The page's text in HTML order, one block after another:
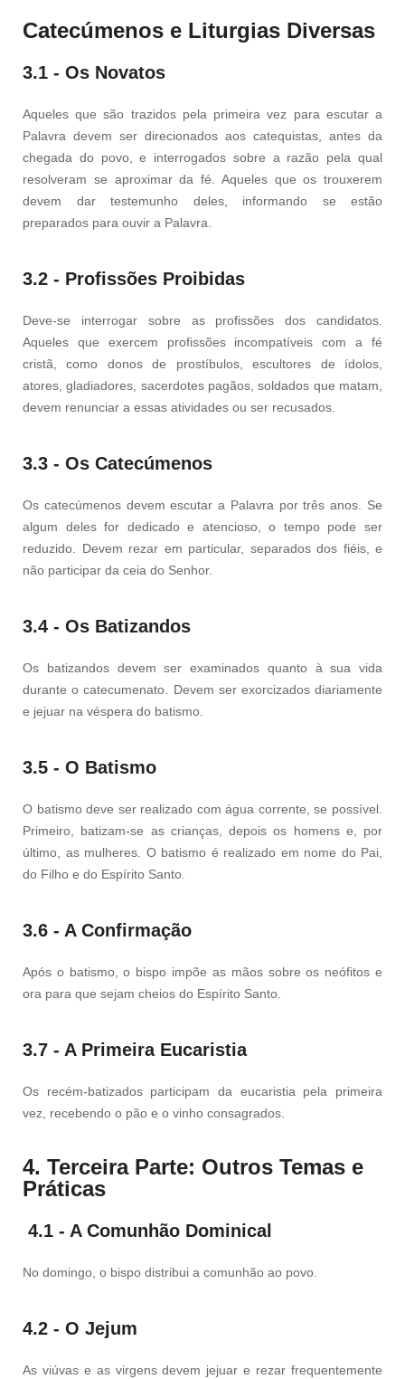
Catecúmenos e Liturgias Diversas
3.1 - Os Novatos
Aqueles que são trazidos pela primeira vez para escutar a
Palavra devem ser direcionados aos catequistas, antes da
chegada do povo, e interrogados sobre a razão pela qual
resolveram se aproximar da fé. Aqueles que os trouxerem
devem dar testemunho deles, informando se estão
preparados para ouvir a Palavra.
3.2 - Profissões Proibidas
Deve-se interrogar sobre as profissões dos candidatos.
Aqueles que exercem profissões incompatíveis com a fé
cristã, como donos de prostíbulos, escultores de ídolos,
atores, gladiadores, sacerdotes pagãos, soldados que matam,
devem renunciar a essas atividades ou ser recusados.
3.3 - Os Catecúmenos
Os catecúmenos devem escutar a Palavra por três anos. Se
algum deles for dedicado e atencioso, o tempo pode ser
reduzido. Devem rezar em particular, separados dos fiéis, e
não participar da ceia do Senhor.
3.4 - Os Batizandos
Os batizandos devem ser examinados quanto à sua vida
durante o catecumenato. Devem ser exorcizados diariamente
e jejuar na véspera do batismo.
3.5 - O Batismo
O batismo deve ser realizado com água corrente, se possível.
Primeiro, batizam-se as crianças, depois os homens e, por
último, as mulheres. O batismo é realizado em nome do Pai,
do Filho e do Espírito Santo.
3.6 - A Confirmação
Após o batismo, o bispo impõe as mãos sobre os neófitos e
ora para que sejam cheios do Espírito Santo.
3.7 - A Primeira Eucaristia
Os recém-batizados participam da eucaristia pela primeira
vez, recebendo o pão e o vinho consagrados.
4. Terceira Parte: Outros Temas e
Práticas
4.1 - A Comunhão Dominical
No domingo, o bispo distribui a comunhão ao povo.
4.2 - O Jejum
As viúvas e as virgens devem jejuar e rezar frequentemente